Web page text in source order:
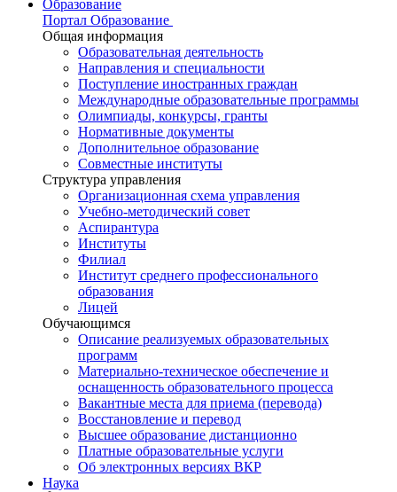
Образование
Портал Образование
Общая информация
Образовательная деятельность
Направления и специальности
Поступление иностранных граждан
Международные образовательные программы
Олимпиады, конкурсы, гранты
Нормативные документы
Дополнительное образование
Совместные институты
Структура управления
Организационная схема управления
Учебно-методический совет
Аспирантура
Институты
Филиал
Институт среднего профессионального
образования
Лицей
Обучающимся
Описание реализуемых образовательных
программ
Материально-техническое обеспечение и
оснащенность образовательного процесса
Вакантные места для приема (перевода)
Восстановление и перевод
Высшее образование дистанционно
Платные образовательные услуги
Об электронных версиях ВКР
Наука